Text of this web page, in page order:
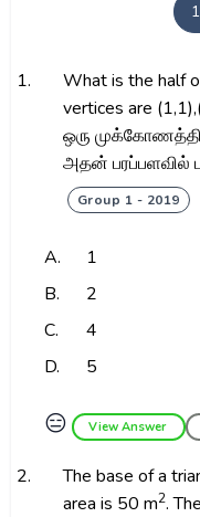
1.
What is the half
vertices are
ஒரு
அதன் பரப்பளவில்
Group 1 - 2019
A.
1
B.
2
C.
4
D.
5
😑 View Answer
2.
The base of a
area is 50 m2.